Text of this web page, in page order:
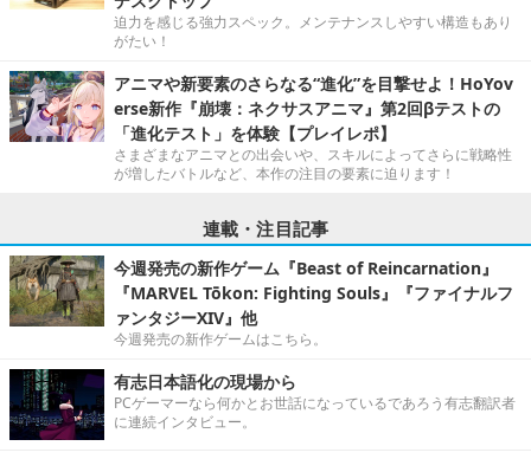
迫力を感じる強力スペック。メンテナンスしやすい構造もあり
がたい！
アニマや新要素のさらなる“進化”を目撃せよ！HoYov
erse新作『崩壊：ネクサスアニマ』第2回βテストの
「進化テスト」を体験【プレイレポ】
さまざまなアニマとの出会いや、スキルによってさらに戦略性
が増したバトルなど、本作の注目の要素に迫ります！
連載・注目記事
今週発売の新作ゲーム『Beast of Reincarnation』
『MARVEL Tōkon: Fighting Souls』『ファイナルフ
ァンタジーXIV』他
今週発売の新作ゲームはこちら。
有志日本語化の現場から
PCゲーマーなら何かとお世話になっているであろう有志翻訳者
に連続インタビュー。